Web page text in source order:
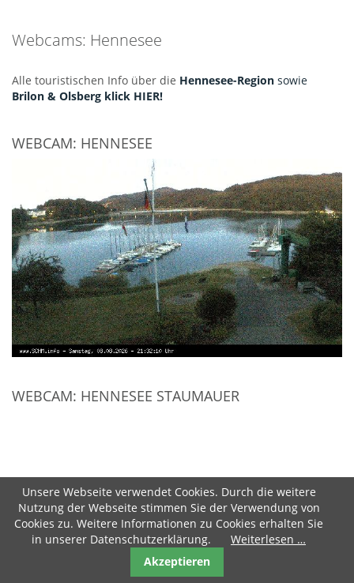
Webcams: Hennesee
Alle touristischen Info über die Hennesee-Region sowie
Brilon & Olsberg klick HIER!
WEBCAM: HENNESEE
WEBCAM: HENNESEE STAUMAUER
Webcams: Städte im Sauerland
Unsere Webseite verwendet Cookies. Durch die weitere
Nutzung der Webseite stimmen Sie der Verwendung von
Cookies zu. Weitere Informationen zu Cookies erhalten Sie
in unserer Datenschutzerklärung.
Weiterlesen …
Akzeptieren